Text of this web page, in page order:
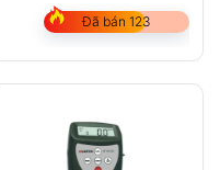
Đã bán 123